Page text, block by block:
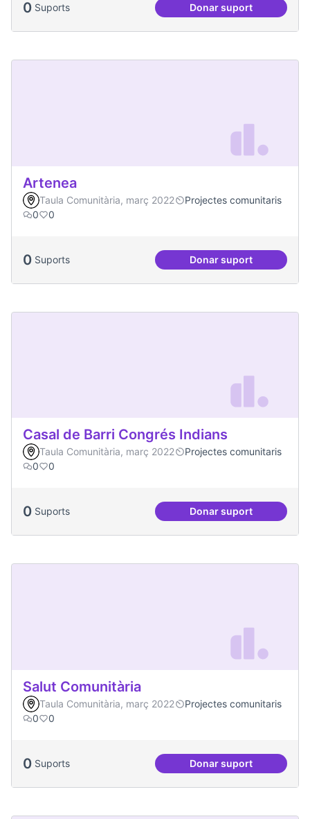
0 Suports Donar suport
Vilaveïna
Artenea
Taula Comunitària, març 2022
Projectes comunitaris
0
0
0 Suports Donar suport
Artenea
Casal de Barri Congrés Indians
Taula Comunitària, març 2022
Projectes comunitaris
0
0
0 Suports Donar suportCasal de Barri
Salut Comunitària
Taula Comunitària, març 2022
Projectes comunitaris
0
0
0 Suports Donar suportSalut Comunitària